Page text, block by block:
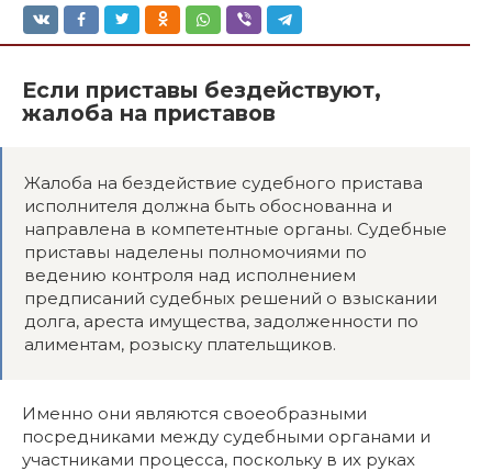
Если приставы бездействуют,
жалоба на приставов
Жалоба на бездействие судебного пристава
исполнителя должна быть обоснованна и
направлена в компетентные органы. Судебные
приставы наделены полномочиями по
ведению контроля над исполнением
предписаний судебных решений о взыскании
долга, ареста имущества, задолженности по
алиментам, розыску плательщиков.
Именно они являются своеобразными
посредниками между судебными органами и
участниками процесса, поскольку в их руках